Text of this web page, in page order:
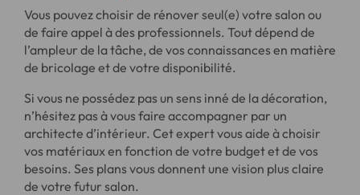
Vous pouvez choisir de rénover seul(e) votre salon ou
de faire appel à des professionnels. Tout dépend de
l’ampleur de la tâche, de vos connaissances en matière
de bricolage et de votre disponibilité.
Si vous ne possédez pas un sens inné de la décoration,
n’hésitez pas à vous faire accompagner par un
architecte d’intérieur. Cet expert vous aide à choisir
vos matériaux en fonction de votre budget et de vos
besoins. Ses plans vous donnent une vision plus claire
de votre futur salon.